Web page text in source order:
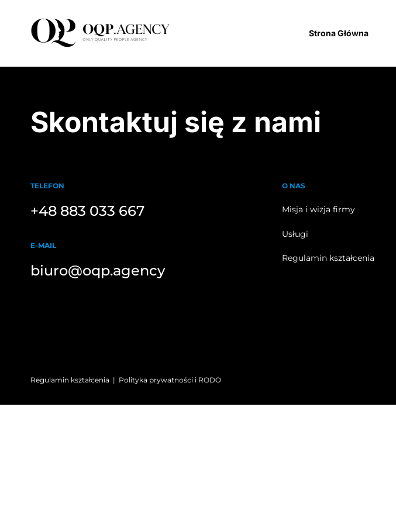
zawartości
Strona Główna
Skontaktuj się z nami
TELEFON
+48 883 033 667
E-MAIL
biuro@oqp.agency
O NAS
Misja i wizja firmy
Usługi
Regulamin kształcenia
Regulamin kształcenia | Polityka prywatności i RODO